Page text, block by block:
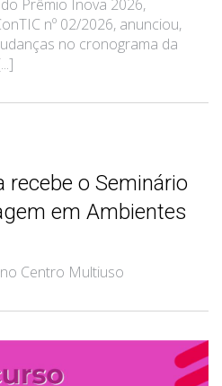
Prêmio Inova 2026,
nº 02/2026, anunciou,
no cronograma da
recebe o Seminário
em Ambientes
Centro Multiuso